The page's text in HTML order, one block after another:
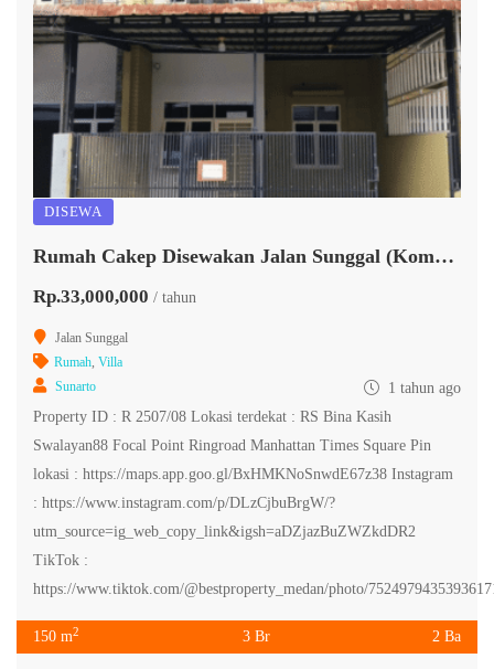
DISEWA
Rumah Cakep Disewakan Jalan Sunggal (Komplek)
Rp.33,000,000 / tahun
Jalan Sunggal
Rumah, Villa
Sunarto
1 tahun ago
Property ID : R 2507/08 Lokasi terdekat : RS Bina Kasih
Swalayan88 Focal Point Ringroad Manhattan Times Square Pin
lokasi : https://maps.app.goo.gl/BxHMKNoSnwdE67z38 Instagram
: https://www.instagram.com/p/DLzCjbuBrgW/?
utm_source=ig_web_copy_link&igsh=aDZjazBuZWZkdDR2
TikTok :
https://www.tiktok.com/@bestproperty_medan/photo/
150 m2 3 Br 2 Ba